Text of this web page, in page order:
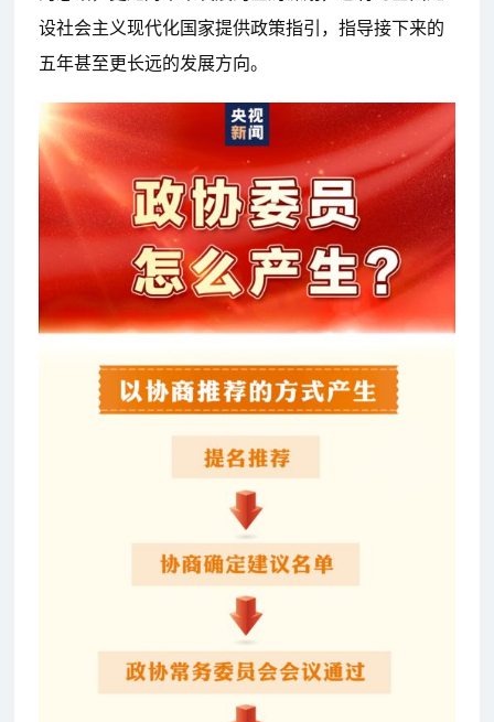
设社会主义现代化国家提供政策指引，指导接下来的
五年甚至更长远的发展方向。